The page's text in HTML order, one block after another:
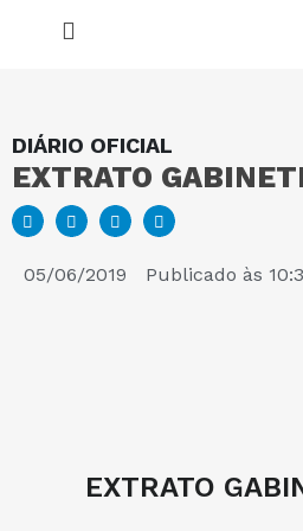
DIÁRIO OFICIAL
EXTRATO
05/06/2019 Publicado às
EXTRATO
MAPA DO SITE